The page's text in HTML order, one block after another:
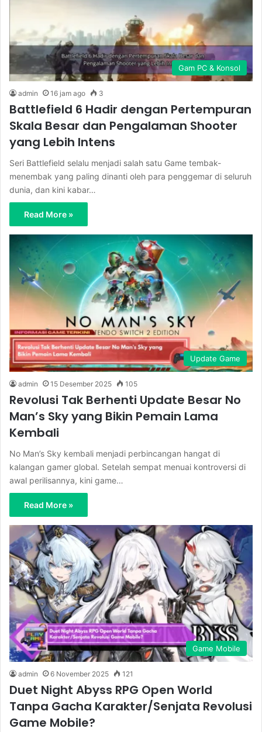
Gam PC & Konsol
admin 16 jam ago 3
Battlefield 6 Hadir dengan Pertempuran
Skala Besar dan Pengalaman Shooter
yang Lebih Intens
Seri Battlefield selalu menjadi salah satu Game tembak-
menembak yang paling dinanti oleh para penggemar di seluruh
dunia, dan kini kabar…
Read More »
Update Game
admin 15 Desember 2025 105
Revolusi Tak Berhenti Update Besar No
Man’s Sky yang Bikin Pemain Lama
Kembali
No Man’s Sky kembali menjadi perbincangan hangat di
kalangan gamer global. Setelah sempat menuai kontroversi di
awal perilisannya, kini game…
Read More »
Game Mobile
admin 6 November 2025 121
Duet Night Abyss RPG Open World
Tanpa Gacha Karakter/Senjata Revolusi
Game Mobile?